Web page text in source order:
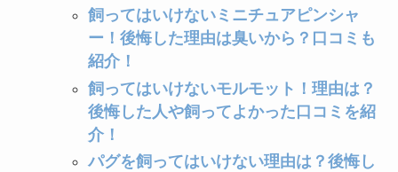
飼ってはいけないミニチュアピンシャ
ー！後悔した理由は臭いから？口コミも
紹介！
飼ってはいけないモルモット！理由は？
後悔した人や飼ってよかった口コミを紹
介！
パグを飼ってはいけない理由は？後悔し